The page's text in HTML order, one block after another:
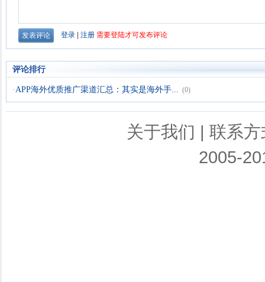
评论排行
·APP海外优质推广渠道汇总：其实是海外手... (0)
关于我们 | 联系方
2005-